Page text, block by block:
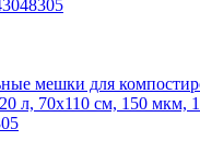
мешки для
л, 70х110 см, 150 мкм,